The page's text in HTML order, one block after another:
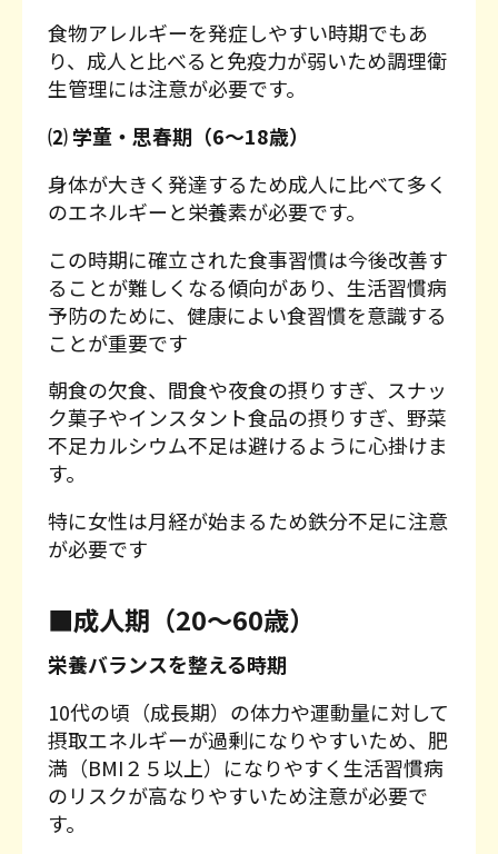
食物アレルギーを発症しやすい時期でもあ
り、成人と比べると免疫力が弱いため調理衛
生管理には注意が必要です。
⑵ 学童・思春期（6〜18歳）
身体が大きく発達するため成人に比べて多く
のエネルギーと栄養素が必要です。
この時期に確立された食事習慣は今後改善す
ることが難しくなる傾向があり、生活習慣病
予防のために、健康によい食習慣を意識する
ことが重要です
朝食の欠食、間食や夜食の摂りすぎ、スナッ
ク菓子やインスタント食品の摂りすぎ、野菜
不足カルシウム不足は避けるように心掛けま
す。
特に女性は月経が始まるため鉄分不足に注意
が必要です
■成人期（20〜60歳）
栄養バランスを整える時期
10代の頃（成長期）の体力や運動量に対して
摂取エネルギーが過剰になりやすいため、肥
満（BMI２５以上）になりやすく生活習慣病
のリスクが高なりやすいため注意が必要で
す。